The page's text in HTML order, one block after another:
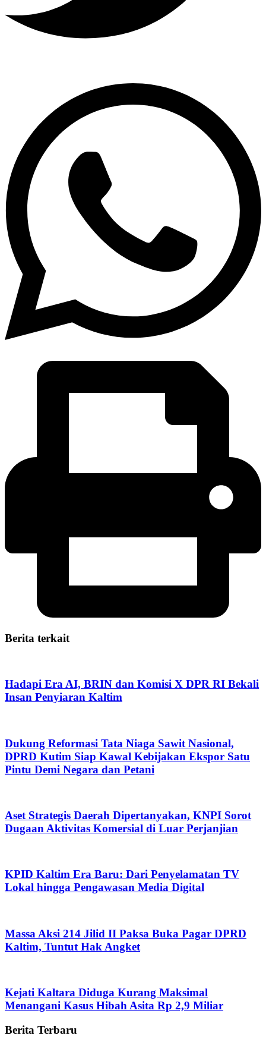
Berita terkait
Hadapi Era AI, BRIN dan Komisi X DPR RI Bekali
Insan Penyiaran Kaltim
Dukung Reformasi Tata Niaga Sawit Nasional,
DPRD Kutim Siap Kawal Kebijakan Ekspor Satu
Pintu Demi Negara dan Petani
Aset Strategis Daerah Dipertanyakan, KNPI Sorot
Dugaan Aktivitas Komersial di Luar Perjanjian
KPID Kaltim Era Baru: Dari Penyelamatan TV
Lokal hingga Pengawasan Media Digital
Massa Aksi 214 Jilid II Paksa Buka Pagar DPRD
Kaltim, Tuntut Hak Angket
Kejati Kaltara Diduga Kurang Maksimal
Menangani Kasus Hibah Asita Rp 2,9 Miliar
Berita Terbaru